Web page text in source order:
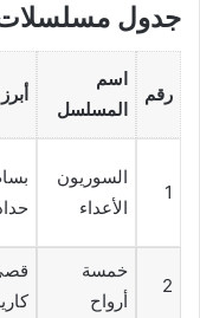
جدول مسلسلات
رقم
اسم
المسلسل
1
السوريون
الأعداء
2
خمسة
أرواح